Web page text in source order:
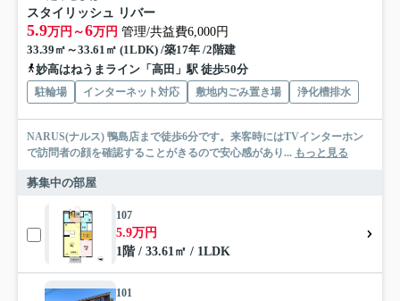
スタイリッシュ リバー
5.9万円～6万円 管理/共益費6,000円
33.39㎡～33.61㎡ (1LDK) /築17年 /2階建
妙高はねうまライン「高田」駅 徒歩50分
駐輪場 インターネット対応 敷地内ごみ置き場 浄化槽排水
NARUS(ナルス) 鴨島店まで徒歩6分です。来客時にはTVインターホン
で訪問者の顔を確認することがきるので安心感があり... もっと見る
募集中の部屋
107
5.9万円
1階 / 33.61㎡ / 1LDK
101